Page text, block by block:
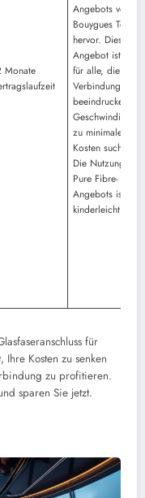
Monate
Angebots von
Bouygues
hervor. Dieses
Angebot ist ideal
für alle, die eine
Verbindung mit
beeindruckenden
zu minimalen
Kosten suchen.
Die Nutzung des
Pure Fibre-
Angebots ist
kinderleicht.
für
Kosten zu senken
zu profitieren.
sparen Sie jetzt.